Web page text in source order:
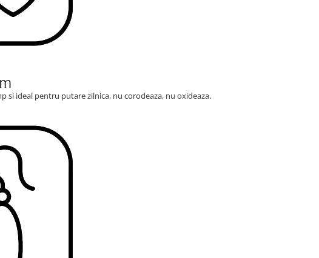
si ideal pentru putare zilnica, nu corodeaza, nu oxideaza.